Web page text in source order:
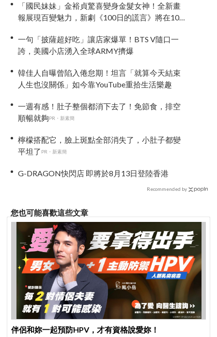
「國民妹妹」金裕貞驚喜變身金髮女神！全新畫
報展現百變魅力，新劇《100日的謊言》將在10月
一句「披薩超好吃」讓店家爆單！BTS V隨口一
誇，美國小店湧入全球ARMY擠爆
韓佳人自曝曾陷入倦怠期！坦言「就算今天結束
人生也沒關係」如今靠YouTube重拾生活樂趣
一週有感！肚子整個都消下去了！免節食，排空
順暢就夠PR・新素簡
檸檬搭配它，臉上斑點全部消失了，小肚子都變
平坦了 PR・新素簡
G-DRAGON快閃店 即將於8月13日登陸香港
Recommended by
您也可能喜歡這些文章
伴侶和妳一起預防HPV，才有資格說愛妳！